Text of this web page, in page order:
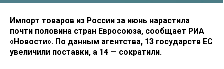
Импорт товаров из России за июнь нарастила
почти половина стран Евросоюза, сообщает РИА
«Новости». По данным агентства, 13 государств ЕС
увеличили поставки, а 14 — сократили.